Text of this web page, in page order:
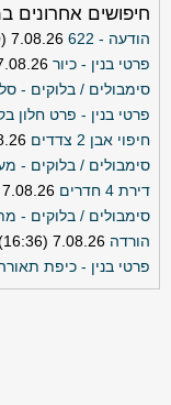
חיפושים אחרונים
הודעה - 622
7.08.26 (16:50)
פרטי בנין - כיור (16:49)
סימבולים / בלוקים -
פרטי בנין - פרט חלון
חיפוי אבן 2 צדדים
סימבולים / בלוקים -
דירת 4 חדרים
7.08.26 (16:39)
סימבולים / בלוקים -
הורדה 7.08.26 (16:36)
פרטי בנין - כיפת